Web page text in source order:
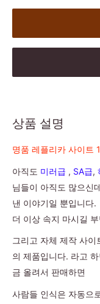
가
상품 설명
명품 레플리카 사이트
아직도 미러급 , SA급,
님들이 아직도 많으신
낸 이야기일 뿐입니다.
더 이상 속지 마시길
그리고 자체 제작 사이
의 제품입니다. 라고
금 올려서 판매하면
사람들 인식은 자동으